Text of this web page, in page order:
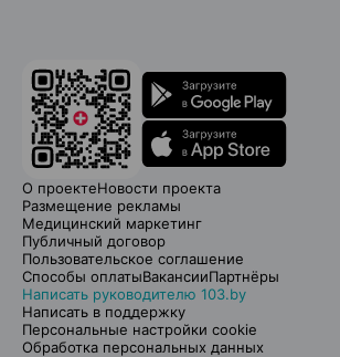
О проектеНовости проекта
Размещение рекламы
Медицинский маркетинг
Публичный договор
Пользовательское соглашение
Способы оплатыВакансииПартнёры
Написать руководителю 103.by
Написать в поддержку
Персональные настройки cookie
Обработка персональных данных